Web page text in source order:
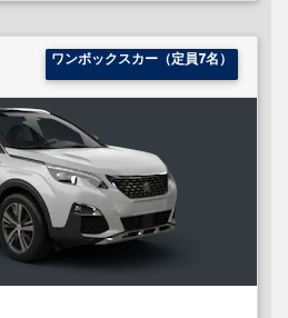
ワンボックスカー（定員7名）